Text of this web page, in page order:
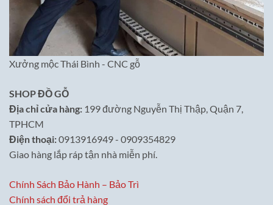
Xưởng mộc Thái Bình - CNC gỗ
SHOP ĐỒ GỖ
Địa chỉ cửa hàng: 199 đường Nguyễn Thị Thập, Quận 7,
TPHCM
Điện thoại:0913916949 - 0909354829
Giao hàng lắp ráp tận nhà miễn phí.
Chính Sách Bảo Hành – Bảo Trì
Chính sách đổi trả hàng